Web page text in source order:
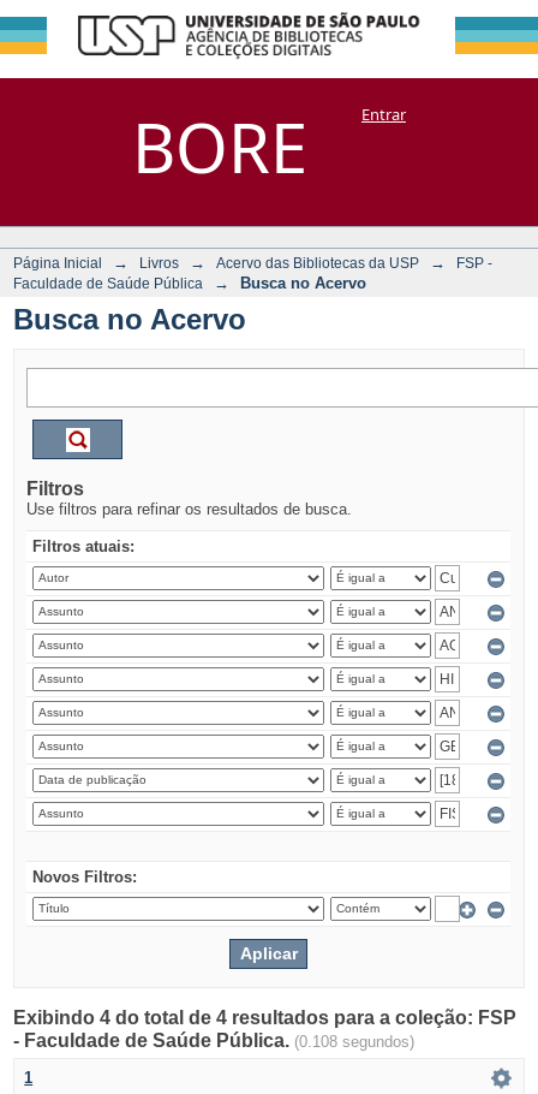
BORE
Busca no Acervo
DSpace/Manakin + CoriscoEntrar
Página Inicial → Livros → Acervo das Bibliotecas da USP →
FSP -
Faculdade de Saúde Pública
→ Busca no Acervo
Busca no Acervo
Filtros
Use filtros para refinar os resultados de busca.
Filtros atuais:
Novos Filtros:
Exibindo 4 do total de 4 resultados para a coleção: FSP
- Faculdade de Saúde Pública. (0.108 segundos)
1